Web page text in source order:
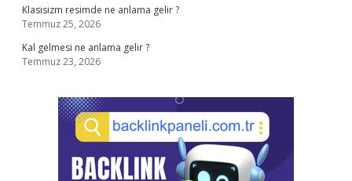
Klasisizm resimde ne anlama gelir ?
Temmuz 25, 2026
Kal gelmesi ne anlama gelir ?
Temmuz 23, 2026